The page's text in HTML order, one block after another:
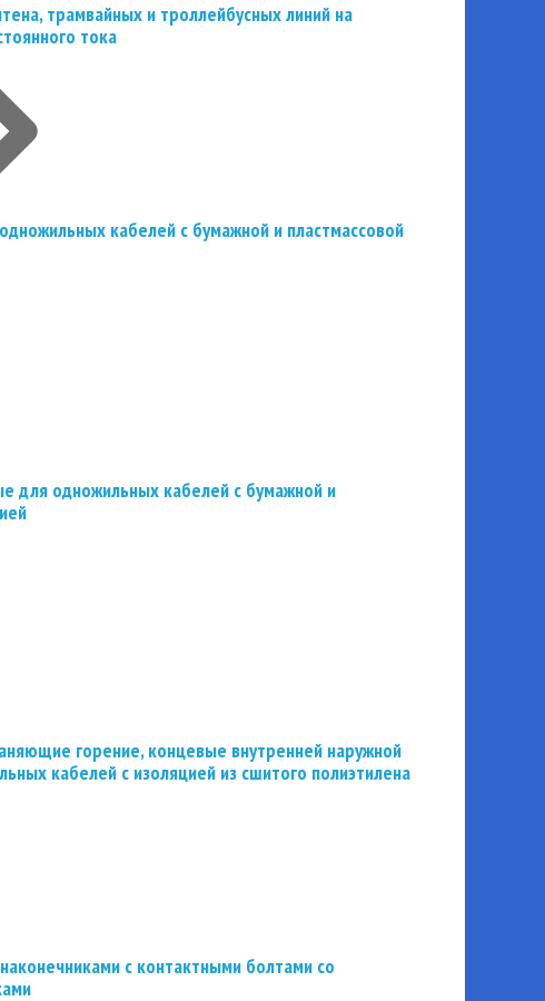
трамвайных и троллейбусных линий на
тока
кабелей с бумажной и пластмассовой
для одножильных кабелей с бумажной и
горение, концевые внутренней наружной
кабелей с изоляцией из сшитого полиэтилена
с контактными болтами со